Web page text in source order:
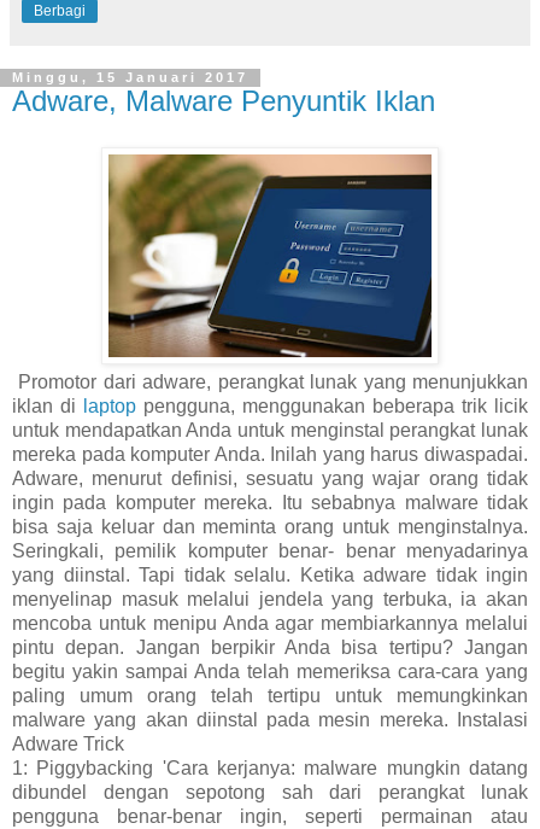
Berbagi
Minggu, 15 Januari 2017
Adware, Malware Penyuntik Iklan
Promotor dari adware, perangkat lunak yang menunjukkan
iklan di
laptop pengguna, menggunakan beberapa trik licik
untuk mendapatkan Anda untuk menginstal perangkat lunak
mereka pada komputer Anda. Inilah yang harus diwaspadai.
Adware, menurut definisi, sesuatu yang wajar orang tidak
ingin pada komputer mereka. Itu sebabnya malware tidak
bisa saja keluar dan meminta orang untuk menginstalnya.
Seringkali, pemilik komputer benar- benar menyadarinya
yang diinstal. Tapi tidak selalu. Ketika adware tidak ingin
menyelinap masuk melalui jendela yang terbuka, ia akan
mencoba untuk menipu Anda agar membiarkannya melalui
pintu depan. Jangan berpikir Anda bisa tertipu? Jangan
begitu yakin sampai Anda telah memeriksa cara-cara yang
paling umum orang telah tertipu untuk memungkinkan
malware yang akan diinstal pada mesin mereka. Instalasi
Adware Trick
1: Piggybacking 'Cara kerjanya: malware mungkin datang
dibundel dengan sepotong sah dari perangkat lunak
pengguna benar-benar ingin, seperti permainan atau